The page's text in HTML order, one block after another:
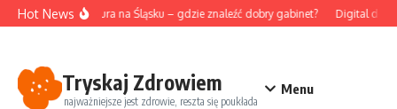
Przejdź do treści
Hot NewsAkupunktura na Śląsku – gdzie znaleźć dobry gabinet? Digital
Tryskaj Zdrowiem
najważniejsze jest zdrowie, reszta się poukłada
Menu